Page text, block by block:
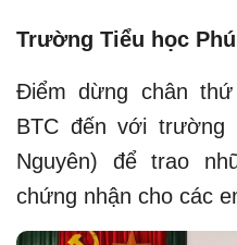
Trường Tiểu học
Điểm dừng chân
BTC đến với trường
Nguyên) để trao
chứng nhận cho các